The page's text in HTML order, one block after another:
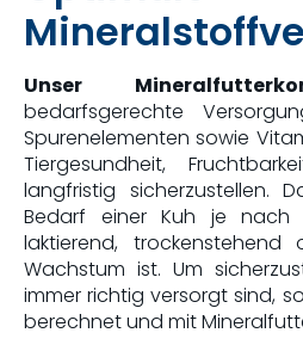
Unser
bedarfsgerechte
Spurenelementen sowie
Tiergesundheit,
langfristig sicherzustellen.
Bedarf einer Kuh je
laktierend,
Wachstum ist. Um
immer richtig versorgt sind,
berechnet und mit